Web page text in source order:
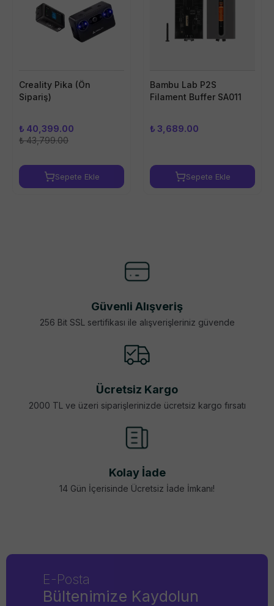
Creality Pika (Ön
Sipariş)
₺ 40,399.00
₺ 43,799.00
Sepete Ekle
Bambu Lab P2S
Filament Buffer SA011
₺ 3,689.00
Sepete Ekle
Güvenli Alışveriş
256 Bit SSL sertifikası ile alışverişleriniz güvende
Ücretsiz Kargo
2000 TL ve üzeri siparişlerinizde ücretsiz kargo fırsatı
Kolay İade
14 Gün İçerisinde Ücretsiz İade İmkanı!
E-Posta
Bültenimize Kaydolun